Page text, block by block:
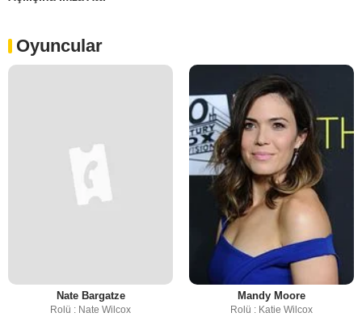
Oyuncular
Nate Bargatze
Rolü : Nate Wilcox
Mandy Moore
Rolü : Katie Wilcox